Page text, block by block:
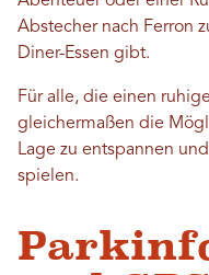
Abstecher nach Ferron
Diner-Essen gibt.
Für alle, die einen
gleichermaßen die
Lage zu entspannen
spielen.